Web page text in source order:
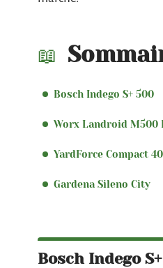
Bosch Indego S+ 500
Worx Landroid M500
YardForce Compact
Gardena Sileno City
Bosch Indego